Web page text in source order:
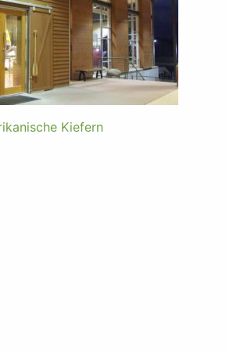
Kiefern